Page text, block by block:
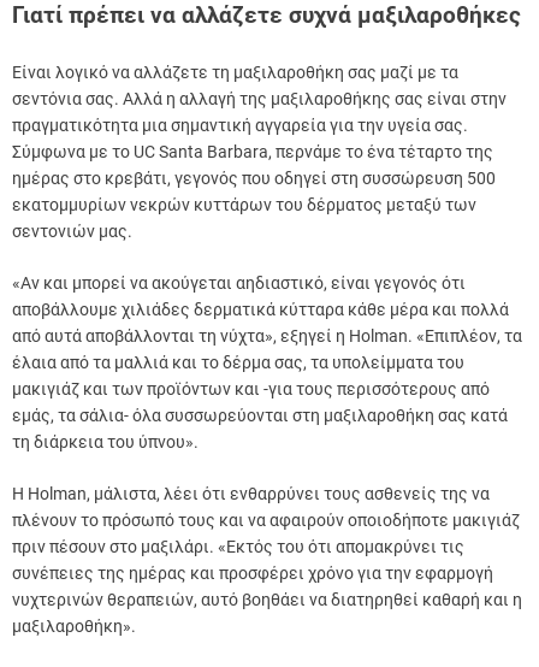
Γιατί πρέπει να αλλάζετε συχνά μαξιλαροθήκες
Είναι λογικό να αλλάζετε τη μαξιλαροθήκη σας μαζί με τα
σεντόνια σας. Αλλά η αλλαγή της μαξιλαροθήκης σας είναι στην
πραγματικότητα μια σημαντική αγγαρεία για την υγεία σας.
Σύμφωνα με το UC Santa Barbara, περνάμε το ένα τέταρτο της
ημέρας στο κρεβάτι, γεγονός που οδηγεί στη συσσώρευση 500
εκατομμυρίων νεκρών κυττάρων του δέρματος μεταξύ των
σεντονιών μας.
«Αν και μπορεί να ακούγεται αηδιαστικό, είναι γεγονός ότι
αποβάλλουμε χιλιάδες δερματικά κύτταρα κάθε μέρα και πολλά
από αυτά αποβάλλονται τη νύχτα», εξηγεί η Holman. «Επιπλέον, τα
έλαια από τα μαλλιά και το δέρμα σας, τα υπολείμματα του
μακιγιάζ και των προϊόντων και -για τους περισσότερους από
εμάς, τα σάλια- όλα συσσωρεύονται στη μαξιλαροθήκη σας κατά
τη διάρκεια του ύπνου».
Η Holman, μάλιστα, λέει ότι ενθαρρύνει τους ασθενείς της να
πλένουν το πρόσωπό τους και να αφαιρούν οποιοδήποτε μακιγιάζ
πριν πέσουν στο μαξιλάρι. «Εκτός του ότι απομακρύνει τις
συνέπειες της ημέρας και προσφέρει χρόνο για την εφαρμογή
νυχτερινών θεραπειών, αυτό βοηθάει να διατηρηθεί καθαρή και η
μαξιλαροθήκη».